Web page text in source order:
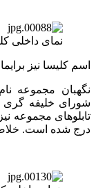
نمای داخلی
اسم کلیسا نیز
نگهبان مجموعه
شورای خلیفه گری
تابلوهای مجموعه
درج شده است.